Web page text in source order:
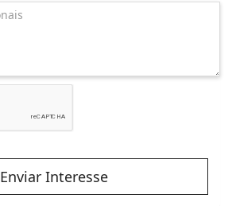
Enviar Interesse